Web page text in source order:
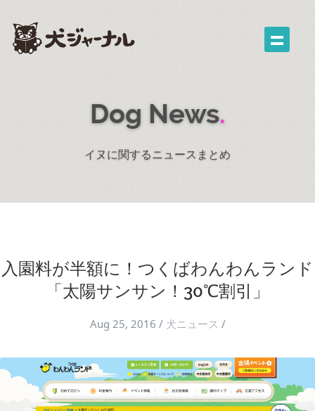
Dog News.
イヌに関するニュースまとめ
入園料が半額に！つくばわんわんランド
「太陽サンサン！30℃割引」
Aug 25, 2016 / 犬ニュース /